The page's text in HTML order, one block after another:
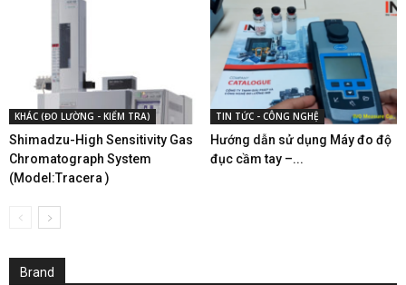
KHÁC (ĐO LƯỜNG - KIỂM TRA)
Shimadzu-High Sensitivity Gas
Chromatograph System
(Model:Tracera )
TIN TỨC - CÔNG NGHỆ
Hướng dẫn sử dụng Máy đo độ
đục cầm tay –...
Brand